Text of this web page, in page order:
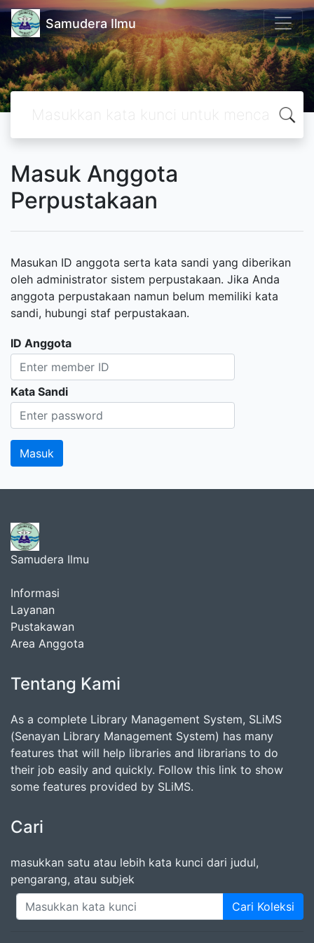
Samudera Ilmu
Masuk Anggota
Perpustakaan
Masukan ID anggota serta kata sandi yang diberikan
oleh administrator sistem perpustakaan. Jika Anda
anggota perpustakaan namun belum memiliki kata
sandi, hubungi staf perpustakaan.
ID Anggota
Kata Sandi
Samudera Ilmu
Informasi
Layanan
Pustakawan
Area Anggota
Tentang Kami
As a complete Library Management System, SLiMS
(Senayan Library Management System) has many
features that will help libraries and librarians to do
their job easily and quickly. Follow this link to show
some features provided by SLiMS.
Cari
masukkan satu atau lebih kata kunci dari judul,
pengarang, atau subjek
Cari Koleksi